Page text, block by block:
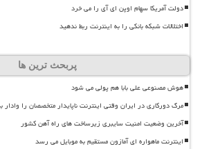
دولت آمریکا سهام اوپن ای آی را می خرد
اختلالات شبکه بانکی را به اینترنت ربط ندهید
پربحث ترین ها
هوش مصنوعی علی بابا هم پولی می شود
مرگ دورکاری در ایران وقتی اینترنت ناپایدار متخصصان را وادار
آخرین وضعیت امنیت سایبری زیرساخت های راه آهن کشور
اینترنت ماهواره ای آمازون مستقیم به موبایل می رسد